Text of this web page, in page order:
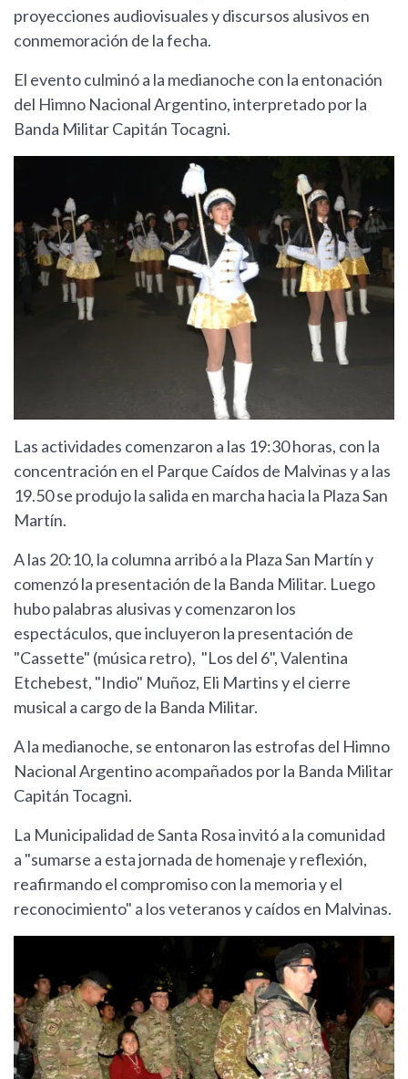
proyecciones audiovisuales y discursos alusivos en
conmemoración de la fecha.
El evento culminó a la medianoche con la entonación
del Himno Nacional Argentino, interpretado por la
Banda Militar Capitán Tocagni.
Las actividades comenzaron a las 19:30 horas, con la
concentración en el Parque Caídos de Malvinas y a las
19.50 se produjo la salida en marcha hacia la Plaza San
Martín.
A las 20:10, la columna arribó a la Plaza San Martín y
comenzó la presentación de la Banda Militar. Luego
hubo palabras alusivas y comenzaron los
espectáculos, que incluyeron la presentación de
"Cassette" (música retro), "Los del 6", Valentina
Etchebest, "Indio" Muñoz, Eli Martins y el cierre
musical a cargo de la Banda Militar.
A la medianoche, se entonaron las estrofas del Himno
Nacional Argentino acompañados por la Banda Militar
Capitán Tocagni.
La Municipalidad de Santa Rosa invitó a la comunidad
a "sumarse a esta jornada de homenaje y reflexión,
reafirmando el compromiso con la memoria y el
reconocimiento" a los veteranos y caídos en Malvinas.